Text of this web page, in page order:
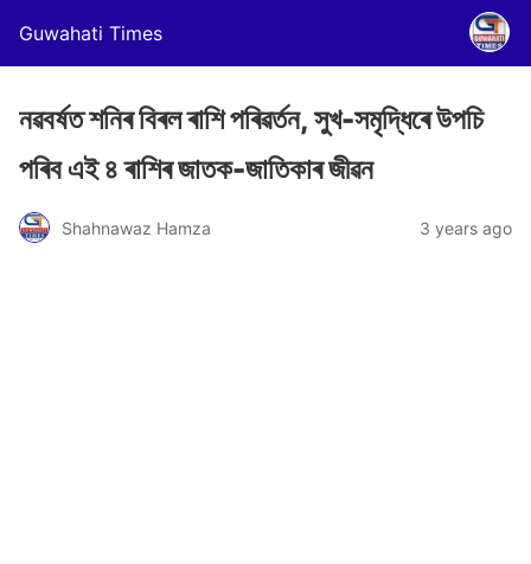
Guwahati Times
নৱবৰ্ষত শনিৰ বিৰল ৰাশি পৰিৱৰ্তন, সুখ-সমৃদ্ধিৰে উপচি
পৰিব এই ৪ ৰাশিৰ জাতক-জাতিকাৰ জীৱন
Shahnawaz Hamza 3 years ago